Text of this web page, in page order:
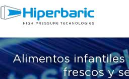
Alimentos infantiles
frescos y